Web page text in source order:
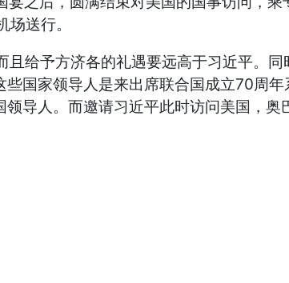
送行。
予方济各的礼遇要远高于习近平。同
国家领导人是来出席联合国成立70周
导人。而邀请习近平此时访问美国，奥